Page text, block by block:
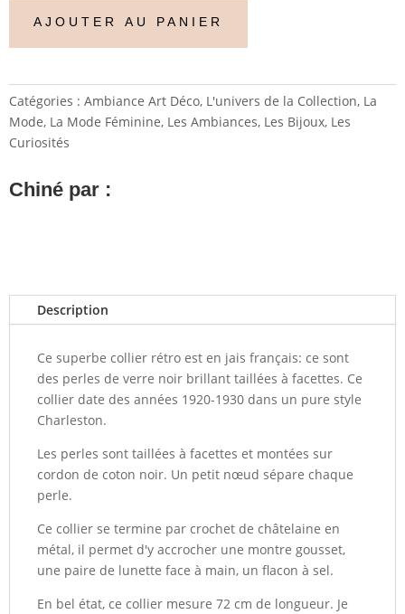
AJOUTER AU PANIER
Catégories : Ambiance Art Déco, L'univers de la Collection, La
Mode, La Mode Féminine, Les Ambiances, Les Bijoux, Les
Curiosités
Chiné par :
Description
Ce superbe collier rétro est en jais français: ce sont
des perles de verre noir brillant taillées à facettes. Ce
collier date des années 1920-1930 dans un pure style
Charleston.
Les perles sont taillées à facettes et montées sur
cordon de coton noir. Un petit nœud sépare chaque
perle.
Ce collier se termine par crochet de châtelaine en
métal, il permet d'y accrocher une montre gousset,
une paire de lunette face à main, un flacon à sel.
En bel état, ce collier mesure 72 cm de longueur. Je